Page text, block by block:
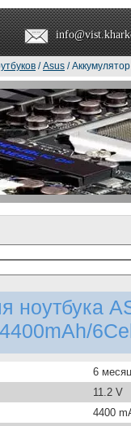
/Asus /
ноутбука
6
11.2 V
4400